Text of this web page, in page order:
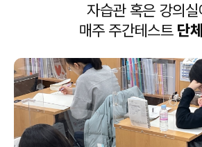
자습관 혹은 강의실
매주 주간테스트 단